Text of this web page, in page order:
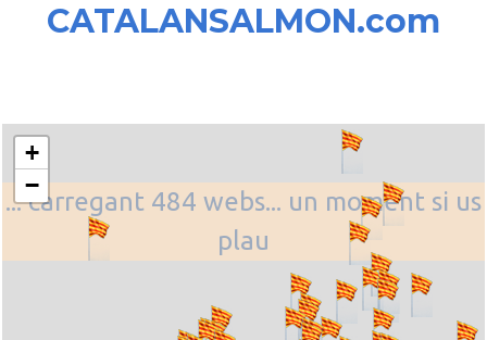
CATALANSALMON.com
... carregant 484 webs... un moment si us
plau
+
−